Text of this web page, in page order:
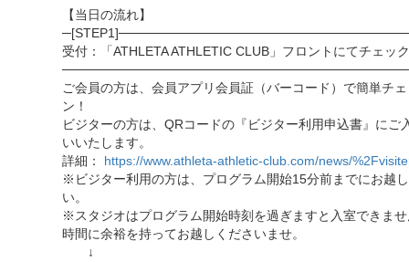
【当日の流れ】
受付：「ATHLETA ATHLETIC CLUB」フロントにてチェッ
ご会員の方は、会員アプリ会員証（バーコード）で簡単チ
ン！
ビジターの方は、QRコードの『ビジター利用申込書』にご
いいたします。
詳細： https://www.athleta-athletic-club.com/news/
※ビジター利用の方は、プログラム開始15分前までにお越
い。
※スタジオはプログラム開始時刻を過ぎますと入室できま
時間に余裕を持ってお越しくださいませ。
↓